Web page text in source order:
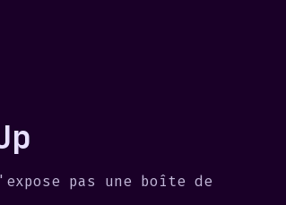
pas une boîte de